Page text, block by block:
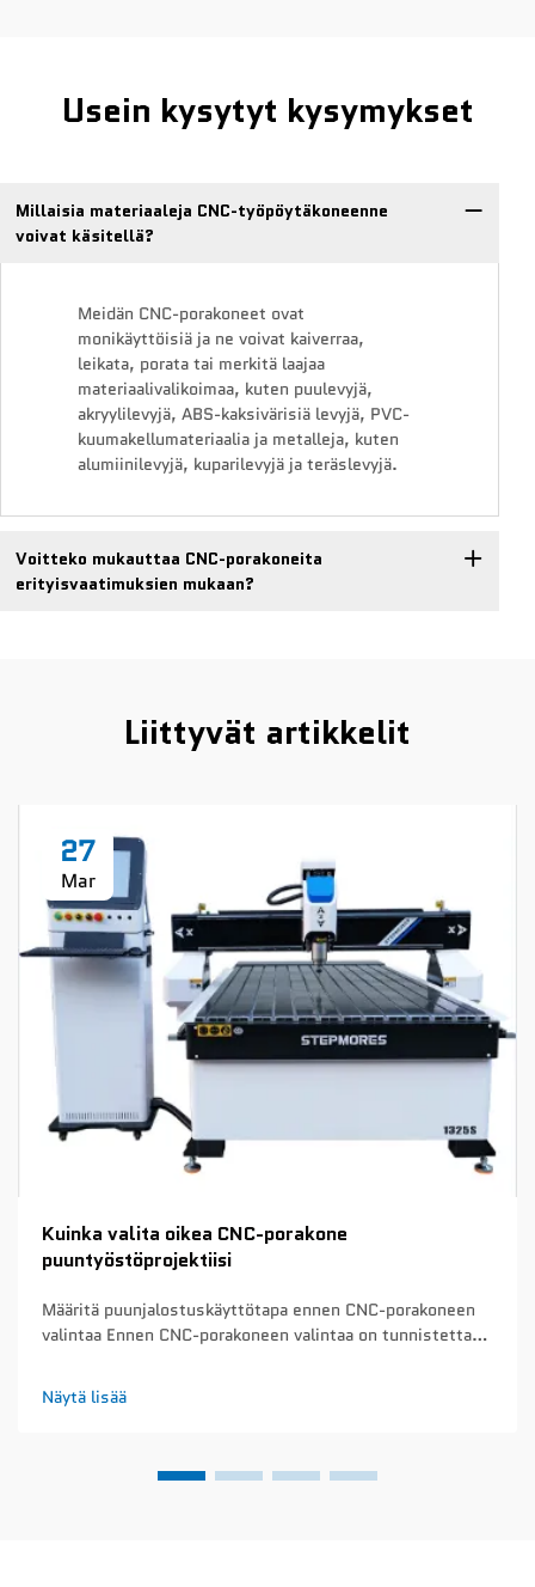
Usein kysytyt kysymykset
Millaisia materiaaleja CNC-työpöytäkoneenne
voivat käsitellä?
Meidän CNC-porakoneet ovat
monikäyttöisiä ja ne voivat kaiverraa,
leikata, porata tai merkitä laajaa
materiaalivalikoimaa, kuten puulevyjä,
akryylilevyjä, ABS-kaksivärisiä levyjä, PVC-
kuumakellumateriaalia ja metalleja, kuten
alumiinilevyjä, kuparilevyjä ja teräslevyjä.
Voitteko mukauttaa CNC-porakoneita
erityisvaatimuksien mukaan?
Liittyvät artikkelit
27
Mar
Kuinka valita oikea CNC-porakone
puuntyöstöprojektiisi
Määritä puunjalostuskäyttötapa ennen CNC-porakoneen
valintaa Ennen CNC-porakoneen valintaa on tunnistettava
vaihe estää turhia kustannuksia tarpeettomien
ominaisuuksien hankinnassa tai välttämättömien
Näytä lisää